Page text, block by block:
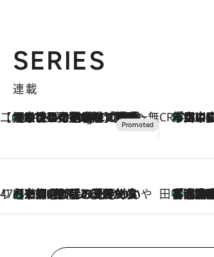
SERIES
連載
【CREA×星野リゾート】唯一無二。癒しと発見が待つ場所へ
11 Hours Ago
【トンボの足水浴】ヒノキの香りに包まれて涼感マックス！約13℃の湧水かけ流しを避暑地「星野温泉 トンボの湯」で体験 CREA'S
「立川にも歌舞伎があるんだ
47都道府県の手みやげ ひんやりスイーツで夏を満喫
2026.8.7
【京都府】この夏絶対食べたい 冷やしておいしいおやつ3選 ひと口目から心を掴む新緑のテリーヌ 田中稲の
「湘南乃風に憧れて」観客大盛上がりの“タオル回し”に、ラッパー顔負けの